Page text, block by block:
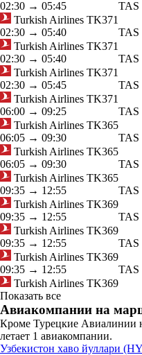
02:30 → 05:45
Turkish Airlines TK371
02:30 → 05:40
Turkish Airlines TK371
02:30 → 05:40
Turkish Airlines TK371
02:30 → 05:45
Turkish Airlines TK371
06:00 → 09:25
Turkish Airlines TK365
06:05 → 09:30
Turkish Airlines TK365
06:05 → 09:30
Turkish Airlines TK365
09:35 → 12:55
Turkish Airlines TK369
09:35 → 12:55
Turkish Airlines TK369
09:35 → 12:55
Turkish Airlines TK369
09:35 → 12:55
Turkish Airlines TK369
Показать все
Авиакомпании на
Кроме Турецкие Авиалинии
летает 1 авиакомпании.
Узбекистон хаво йуллари